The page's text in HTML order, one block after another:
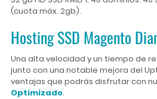
(cuota máx. 2gb).
Hosting SSD Magento
Una alta velocidad y un tiempo de
junto con una notable mejora del
ventajas que podrás disfrutar con
Optimizado.